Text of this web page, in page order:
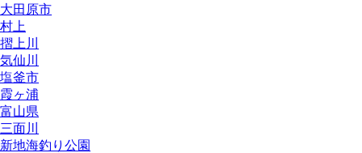
大田原市
村上
摺上川
気仙川
塩釜市
霞ヶ浦
富山県
三面川
新地海釣り公園